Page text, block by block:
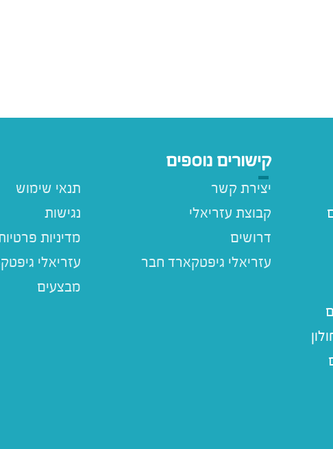
קישורים נוספים
תנאי שימוש
נגישות
מדיניות
עזריאלי
מבצעים
יצירת קשר
קבוצת עזריאלי
דרושים